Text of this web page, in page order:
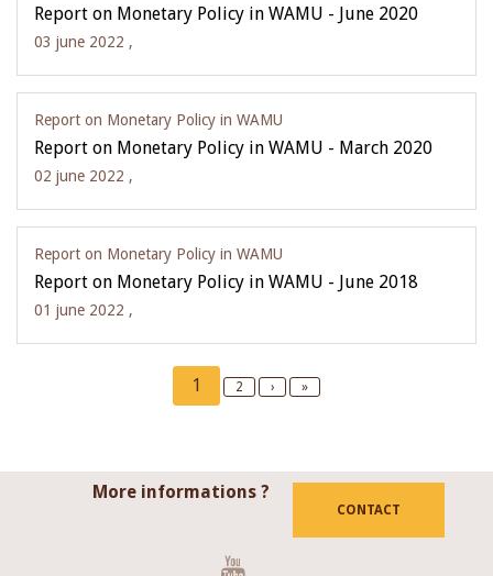
Report on Monetary Policy in WAMU - June 2020
03 june 2022 ,
Report on Monetary Policy in WAMU
Report on Monetary Policy in WAMU - March 2020
02 june 2022 ,
Report on Monetary Policy in WAMU
Report on Monetary Policy in WAMU - June 2018
01 june 2022 ,
Current
page
1 Page
2
Next
›
Last
»
More informations ?
CONTACT